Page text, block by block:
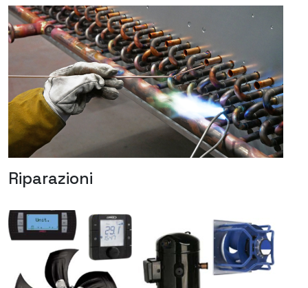
Riparazioni